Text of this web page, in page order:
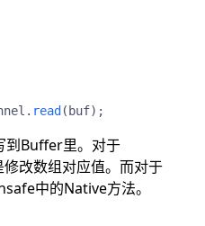
. read ( buf);
Buffer里。对于
改数组对应值。而对于
中的Native方法。